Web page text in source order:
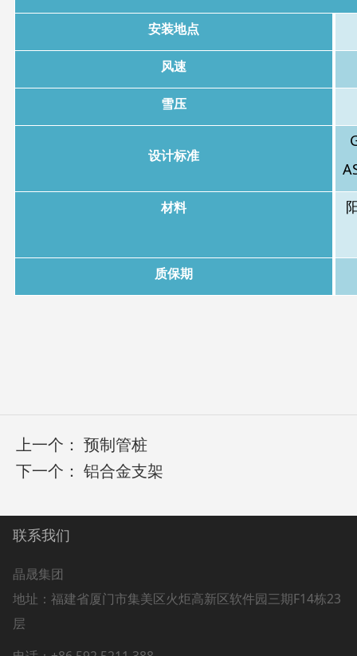
安装地点
风速
雪压
设计标准
材料
质保期
上一个： 预制管桩
下一个： 铝合金支架
联系我们
晶晟集团
地址： 福建省厦门市集美区火炬高新区软件园三期F14栋23
层